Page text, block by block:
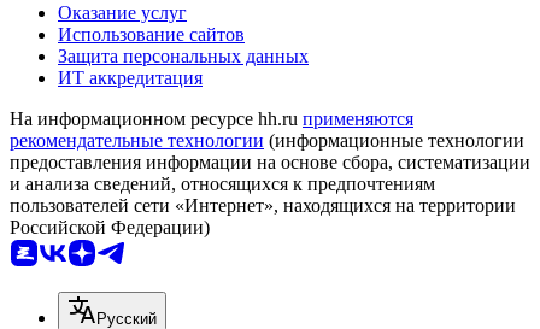
Оказание услуг
Использование сайтов
Защита персональных данных
ИТ аккредитация
На информационном ресурсе hh.ru применяются
рекомендательные технологии (информационные технологии
предоставления информации на основе сбора, систематизации
и анализа сведений, относящихся к предпочтениям
пользователей сети «Интернет», находящихся на территории
Российской Федерации)
Русский